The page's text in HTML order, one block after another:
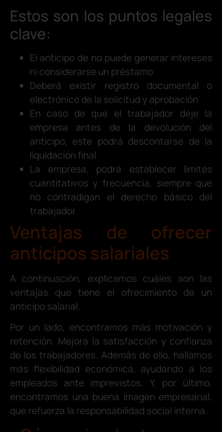
Estos son los puntos legales
clave:
El anticipo de no puede generar intereses
ni considerarse un préstamo
Deberá existir registro documental o
electrónico de la solicitud y aprobación
En caso de que el trabajador deje la
empresa antes de la devolución del
anticipo, este podrá descontarse de la
liquidación final
La empresa, podrá establecer límites
cuantitativos y frecuencia, siempre que
no contradigan el derecho básico del
trabajador
Ventajas de ofrecer
anticipos salariales
A continuación, explicamos cuáles son las
ventajas que tiene el ofrecimiento de un
anticipo salarial.
Por un lado, encontramos más motivación y
retención. Mejora la satisfacción y confianza
de los trabajadores. Además de ello, hallamos
más flexibilidad económica, ayudando a los
empleados ante imprevistos. Y, por último,
encontramos una buena imagen empresarial,
que refuerza la responsabilidad social interna.